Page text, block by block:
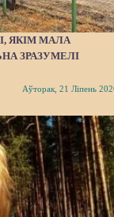
ЯКІМ МАЛА
ЗРАЗУМЕЛІ
Аўторак, 21 Ліпень